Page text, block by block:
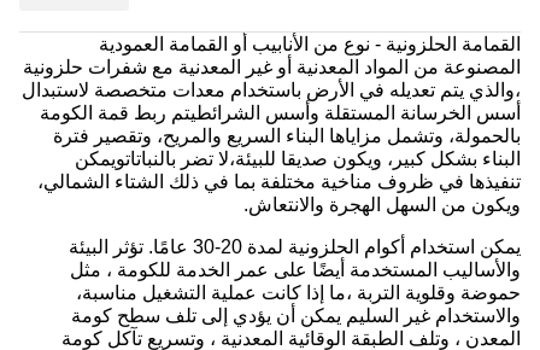
القمامة الحلزونية - نوع من الأنابيب أو القمامة العمودية
المصنوعة من المواد المعدنية أو غير المعدنية مع شفرات حلزونية
،والذي يتم تعديله في الأرض باستخدام معدات متخصصة لاستبدال
أسس الخرسانة المستقلة وأسس الشرائطيتم ربط قمة الكومة
بالحمولة، وتشمل مزاياها البناء السريع والمريح، وتقصير فترة
البناء بشكل كبير، ويكون صديقا للبيئة،لا تضر بالنباتاتويمكن
تنفيذها في ظروف مناخية مختلفة بما في ذلك الشتاء الشمالي،
ويكون من السهل الهجرة والانتعاش.
يمكن استخدام أكوام الحلزونية لمدة 20-30 عامًا. تؤثر البيئة
والأساليب المستخدمة أيضًا على عمر الخدمة للكومة ، مثل
حموضة وقلوية التربة ،ما إذا كانت عملية التشغيل مناسبة،
والاستخدام غير السليم يمكن أن يؤدي إلى تلف سطح كومة
المعدن ، وتلف الطبقة الوقائية المعدنية ، وتسريع تآكل كومة